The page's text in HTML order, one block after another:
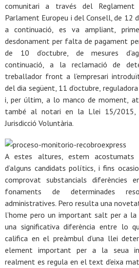
comunitari a través del
Parlament Europeu i del Consell, de 12
a continuació, es va ampliant,
desdonament per falta de pagament
de 10 d’octubre, de mesures
continuació, a la reclamació de
treballador front a l’empresari
del dia següent, 11 d’octubre,
i, per últim, a lo manco de moment,
també al notari en la Llei 15/
Jurisdicció Voluntària.
A estes altures, estem acostumats
d’alguns candidats polítics, i fins
comprovat substancials
fonaments de determinades
administratives. Pero resulta una
l’home pero un important salt per a
una significativa diferència entre lo
califica en el preàmbul d’una llei
element important per a la seua
realment es regula en el text d’eixa